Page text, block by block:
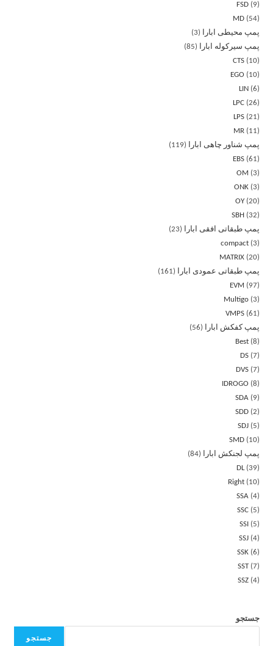
FSD
9
MD
54
پمپ محیطی ابارا
3
پمپ سیرکوله ابارا
85
CTS
10
EGO
10
LIN
6
LPC 26
LPS 21
MR
11
پمپ شناور چاهی ابارا
119
EBS 61
OM
3
ONK 3
OY 20
SBH
32
پمپ طبقاتی افقی ابارا
23
compact 3
MATRIX 20
پمپ طبقاتی عمودی ابارا
161
EVM
97
Multigo 3
VMPS 61
پمپ کفکش ابارا
56
Best 8
DS 7
DVS 7
IDROGO
8
SDA
9
SDD 2
SDJ
5
SMD
10
پمپ لجنکش ابارا
84
DL 39
Right
10
SSA 4
SSC
5
SSI
5
SSJ 4
SSK 6
SST 7
SSZ 4
جستجو
جستجو